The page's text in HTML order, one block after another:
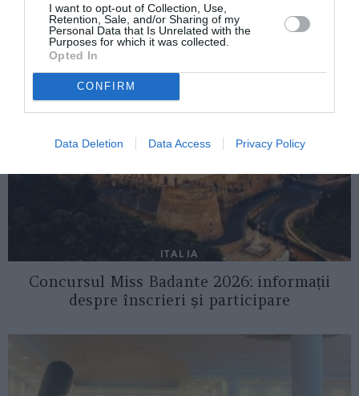
I want to opt-out of Collection, Use,
Retention, Sale, and/or Sharing of my
Personal Data that Is Unrelated with the
Purposes for which it was collected.
Opted In
CONFIRM
Data Deletion Data Access Privacy Policy
AȚI PUTEA DORI DE
ASEMENEA
ITALIA
Concursul Miss Badante 2026: informații
despre înscrieri și participare